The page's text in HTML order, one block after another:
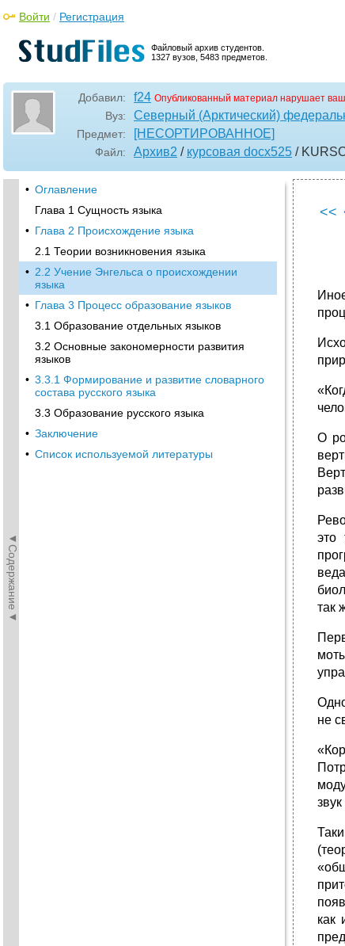
Файловый архив студентов.
1327 вузов, 5483 предметов.
Войти / Регистрация
Добавил: f24 Опубликованный материал нарушает
Вуз: Северный (Арктический)
Предмет: [НЕСОРТИРОВАННОЕ]
Файл: Архив2 / курсовая docx525 /
◄Содержание◄
• Оглавление
Глава 1 Сущность языка
• Глава 2 Происхождение языка
2.1 Теории возникновения языка
• 2.2 Учение Энгельса о происхождении
языка
• Глава 3 Процесс образование языков
3.1 Образование отдельных языков
3.2 Основные закономерности развития
языков
• 3.3.1 Формирование и развитие словарного
состава русского языка
3.3 Образование русского языка
• Заключение
• Список используемой литературы
<<
О
это
так
не
как